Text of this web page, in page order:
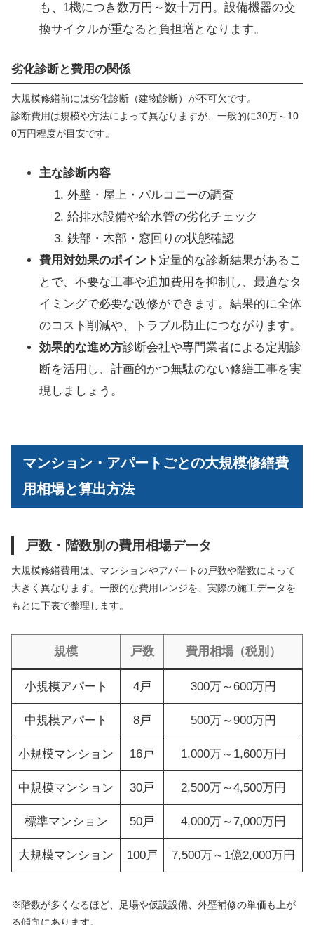
も、1機につき数万円～数十万円。設備機器の交
換サイクルが重なると負担増となります。
劣化診断と費用の関係
大規模修繕前には劣化診断（建物診断）が不可欠です。
診断費用は規模や方法によって異なりますが、一般的に30万～10
0万円程度が目安です。
主な診断内容
外壁・屋上・バルコニーの調査
給排水設備や給水管の劣化チェック
鉄部・木部・窓回りの状態確認
費用対効果のポイント 定量的な診断結果があるこ
とで、不要な工事や追加費用を抑制し、最適なタ
イミングで必要な改修ができます。結果的に全体
のコスト削減や、トラブル防止につながります。
効果的な進め方診断会社や専門業者による定期診
断を活用し、計画的かつ無駄のない修繕工事を実
現しましょう。
マンション・アパートごとの大規模修繕費
用相場と算出方法
戸数・階数別の費用相場データ
大規模修繕費用は、マンションやアパートの戸数や階数によって
大きく異なります。一般的な費用レンジを、実際の施工データを
もとに下表で整理します。
規模 戸数 費用相場（税別）
小規模アパート 4戸 300万～600万円
中規模アパート 8戸 500万～900万円
小規模マンション 16戸 1,000万～1,600万円
中規模マンション 30戸 2,500万～4,500万円
標準マンション 50戸 4,000万～7,000万円
大規模マンション 100戸 7,500万～1億2,000万円
※階数が多くなるほど、足場や仮設設備、外壁補修の単価も上が
る傾向にあります。